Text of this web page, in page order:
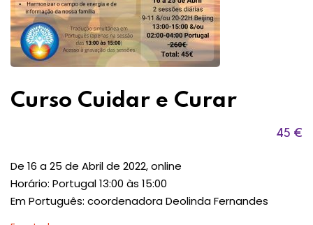
Curso Cuidar e Curar
45 €
De 16 a 25 de Abril de 2022, online
Horário: Portugal 13:00 às 15:00
Em Português: coordenadora Deolinda Fernandes